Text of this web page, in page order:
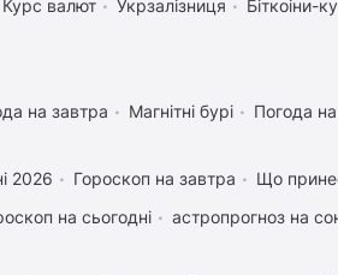
Курс валют Укрзалізниця Біткоіни-
на завтра Магнітні бурі Погода
2026 Гороскоп на завтра
Що
на сьогодні астропрогноз на